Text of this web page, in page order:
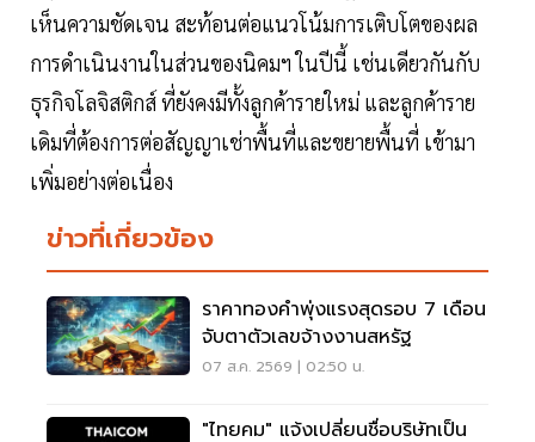
เห็นความชัดเจน สะท้อนต่อแนวโน้มการเติบโตของผล
การดำเนินงานในส่วนของนิคมฯ ในปีนี้ เช่นเดียวกันกับ
ธุรกิจโลจิสติกส์ ที่ยังคงมีทั้งลูกค้ารายใหม่ และลูกค้าราย
เดิมที่ต้องการต่อสัญญาเช่าพื้นที่และขยายพื้นที่ เข้ามา
เพิ่มอย่างต่อเนื่อง
ข่าวที่เกี่ยวข้อง
ราคาทองคำพุ่งแรงสุดรอบ 7 เดือน
จับตาตัวเลขจ้างงานสหรัฐ
07 ส.ค. 2569 | 02:50 น.
"ไทยคม" แจ้งเปลี่ยนชื่อบริษัทเป็น